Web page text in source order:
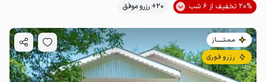
20% تخفیف از 6 شب
20+ رزرو موفق
مـمـتــــــاز
رزرو فوری